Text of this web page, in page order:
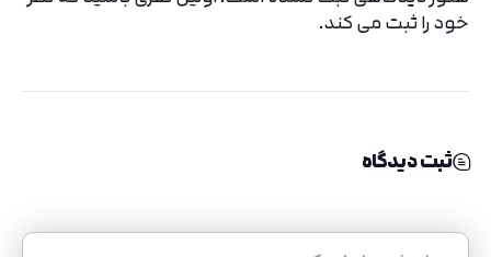
خود را ثبت می کند.
ثبت دیدگاه